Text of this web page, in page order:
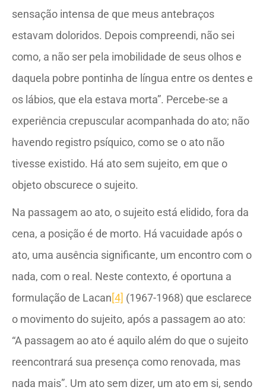
sensação intensa de que meus antebraços
estavam doloridos. Depois compreendi, não sei
como, a não ser pela imobilidade de seus olhos e
daquela pobre pontinha de língua entre os dentes e
os lábios, que ela estava morta”. Percebe-se a
experiência crepuscular acompanhada do ato; não
havendo registro psíquico, como se o ato não
tivesse existido. Há ato sem sujeito, em que o
objeto obscurece o sujeito.
Na passagem ao ato, o sujeito está elidido, fora da
cena, a posição é de morto. Há vacuidade após o
ato, uma ausência significante, um encontro com o
nada, com o real. Neste contexto, é oportuna a
formulação de Lacan[4] (1967-1968) que esclarece
o movimento do sujeito, após a passagem ao ato:
“A passagem ao ato é aquilo além do que o sujeito
reencontrará sua presença como renovada, mas
nada mais”. Um ato sem dizer, um ato em si, sendo